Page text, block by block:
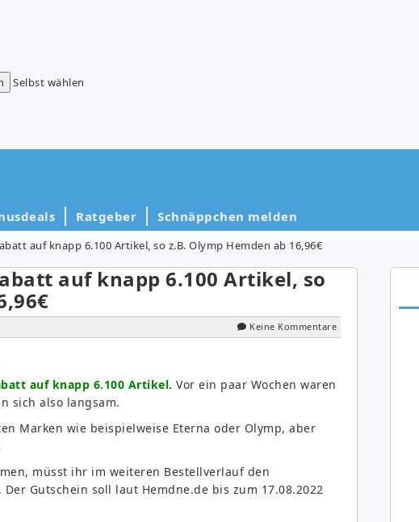
Selbst wählen
Ratgeber Schnäppchen melden
auf knapp 6.100 Artikel, so z.B. Olymp Hemden ab 16,96€
auf knapp 6.100 Artikel, so
Keine Kommentare
auf knapp 6.100 Artikel. Vor ein paar Wochen waren
sich also langsam.
Marken wie beispielweise Eterna oder Olymp, aber
müsst ihr im weiteren Bestellverlauf den
Gutschein soll laut Hemdne.de bis zum 17.08.2022